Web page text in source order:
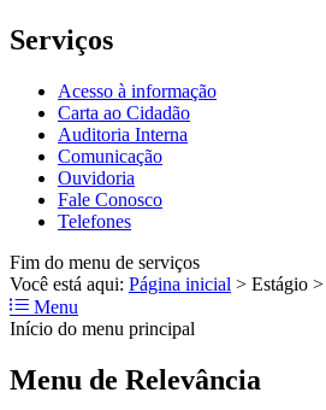
Serviços
Acesso à informação
Carta ao Cidadão
Auditoria Interna
Comunicação
Ouvidoria
Fale Conosco
Telefones
Fim do menu de serviços
Você está aqui: Página inicial > Estágio >
Menu
Início do menu principal
Menu de Relevância